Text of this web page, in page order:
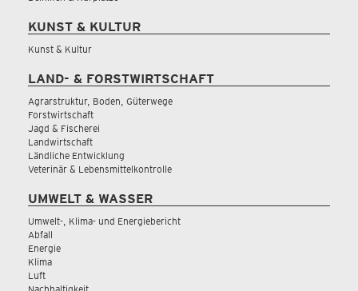
KUNST & KULTUR
Kunst & Kultur
LAND- & FORSTWIRTSCHAFT
Agrarstruktur, Boden, Güterwege
Forstwirtschaft
Jagd & Fischerei
Landwirtschaft
Ländliche Entwicklung
Veterinär & Lebensmittelkontrolle
UMWELT & WASSER
Umwelt-, Klima- und Energiebericht
Abfall
Energie
Klima
Luft